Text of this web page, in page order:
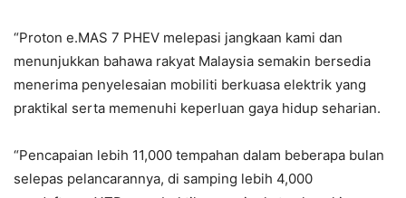
“Proton e.MAS 7 PHEV melepasi jangkaan kami dan
menunjukkan bahawa rakyat Malaysia semakin bersedia
menerima penyelesaian mobiliti berkuasa elektrik yang
praktikal serta memenuhi keperluan gaya hidup seharian.
“Pencapaian lebih 11,000 tempahan dalam beberapa bulan
selepas pelancarannya, di samping lebih 4,000